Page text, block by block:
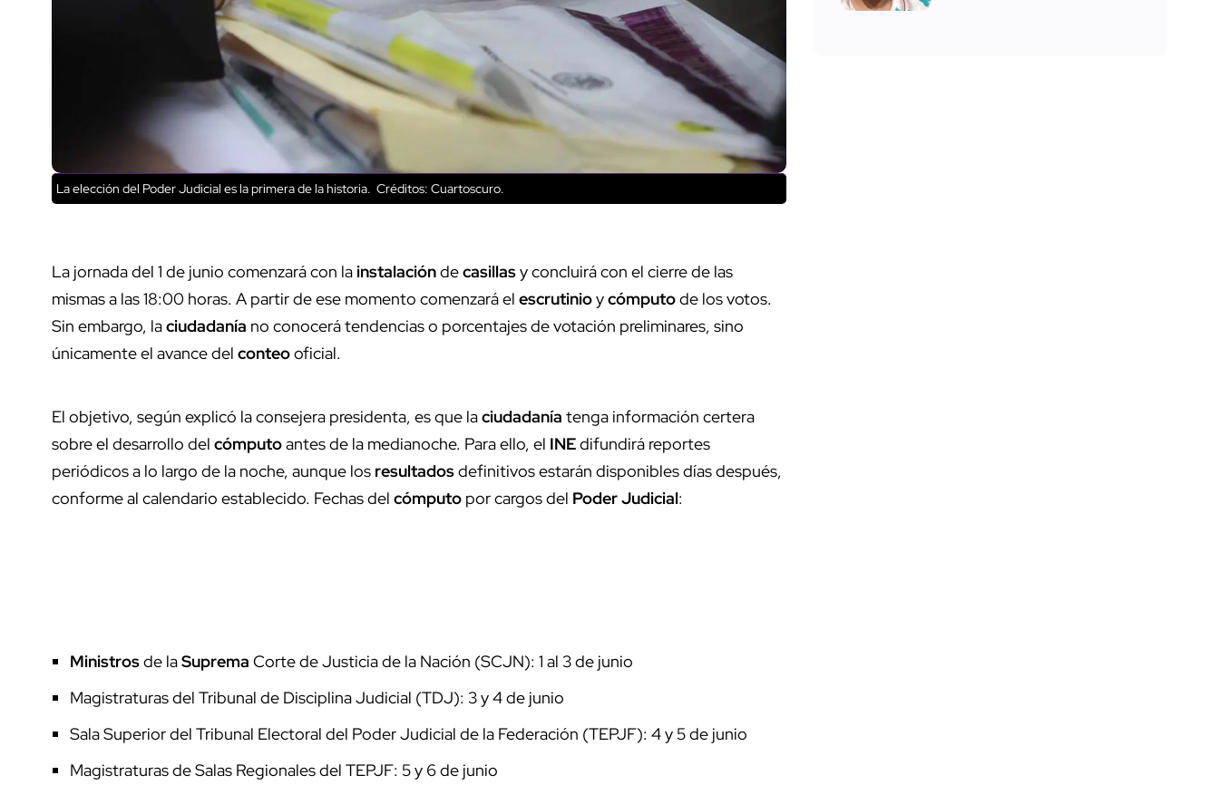
La elección del Poder Judicial es la primera de la historia. Créditos: Cuartoscuro.
La jornada del 1 de junio comenzará con lainstalacióndecasillasy concluirá con el cierre de las
mismas a las 18:00 horas. A partir de ese momento comenzará el escrutinioycómputode los votos.
Sin embargo, laciudadanía no conocerá tendencias o porcentajes de votación preliminares, sino
únicamente el avance del conteooficial.
El objetivo, según explicó la consejera presidenta, es que laciudadanía tenga información certera
sobre el desarrollo del cómputoantes de la medianoche. Para ello, el INEdifundirá reportes
periódicos a lo largo de la noche, aunque los resultadosdefinitivos estarán disponibles días después,
conforme al calendario establecido. Fechas del cómputo por cargos del Poder Judicial:
Ministrosde laSuprema Corte de Justicia de la Nación (SCJN): 1 al 3 de junio
Magistraturas del Tribunal de Disciplina Judicial (TDJ): 3 y 4 de junio
Sala Superior del Tribunal Electoral del Poder Judicial de la Federación (TEPJF): 4 y 5 de junio
Magistraturas de Salas Regionales del TEPJF: 5 y 6 de junio